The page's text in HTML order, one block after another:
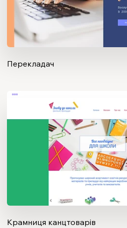
Перекладач
Крамниця канцтоварів